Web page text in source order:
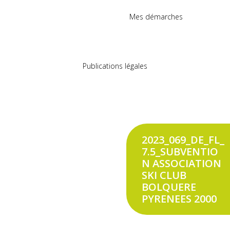
Mes démarches
Publications légales
2023_069_DE_FL_
7.5_SUBVENTIO
N ASSOCIATION
SKI CLUB
BOLQUERE
PYRENEES 2000